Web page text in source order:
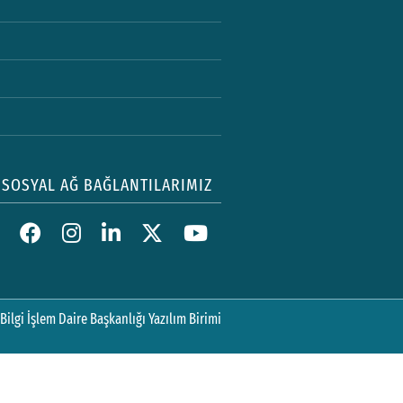
SOSYAL AĞ BAĞLANTILARIMIZ
Bilgi İşlem Daire Başkanlığı Yazılım Birimi